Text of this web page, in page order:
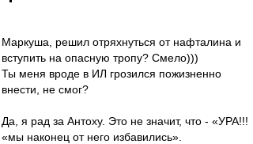
Маркуша, решил отряхнуться от нафталина и
вступить на опасную тропу? Смело)))
Ты меня вроде в ИЛ грозился пожизненно
внести, не смог?
Да, я рад за Антоху. Это не значит, что - «УРА!!!
«мы наконец от него избавились».